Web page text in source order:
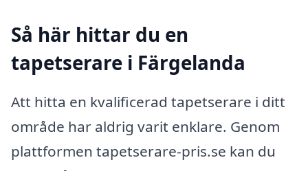
Så här hittar du en
tapetserare i Färgelanda
Att hitta en kvalificerad tapetserare i ditt
område har aldrig varit enklare. Genom
plattformen tapetserare-pris.se kan du